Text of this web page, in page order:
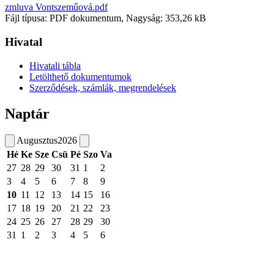
zmluva Vontszeműová.pdf
Fájl típusa: PDF dokumentum, Nagyság: 353,26 kB
Hivatal
Hivatali tábla
Letölthető dokumentumok
Szerződések, számlák, megrendelések
Naptár
Augusztus2026
Hé Ke Sze Csü Pé Szo Va
27 28 29 30 31 1
2
3
4 5 6 7 8
9
10 11 12 13 14 15
16
17 18 19 20 21 22
23
24 25 26 27 28 29
30
31
1 2 3 4 5 6